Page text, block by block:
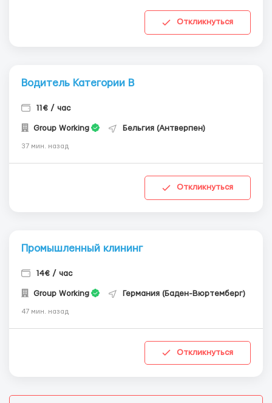
Откликнуться
Водитель Категории В
11€ / час
Group Working Бельгия (Антверпен)
37 мин. назад
Откликнуться
Промышленный клининг
14€ / час
Group Working Германия (Баден-Вюртемберг)
47 мин. назад
Откликнуться